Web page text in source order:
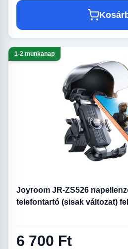
1-2 munkanap
Joyroom JR-ZS526
telefontartó (sisak változat)
6 700 Ft